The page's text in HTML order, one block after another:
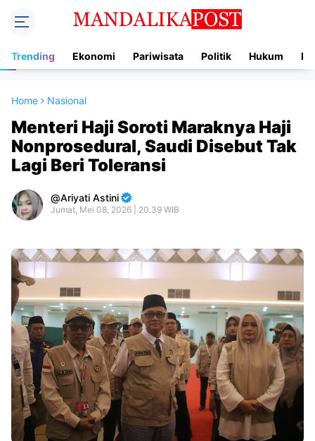
Trending Ekonomi Pariwisata Politik Hukum
Home Nasional
Menteri Haji Soroti Maraknya Haji
Nonprosedural, Saudi Disebut Tak
Lagi Beri Toleransi
Ariyati Astini
Jumat, Mei 08, 2026 | 20.39 WIB